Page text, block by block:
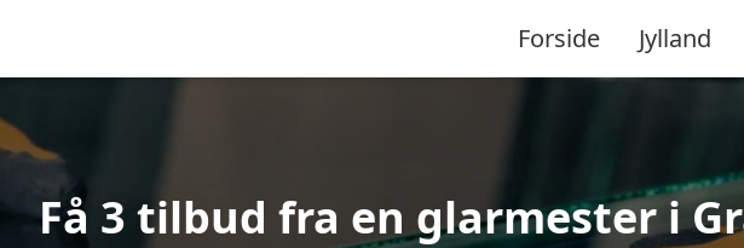
Forside Jylland
Få 3 tilbud fra en glarmester i